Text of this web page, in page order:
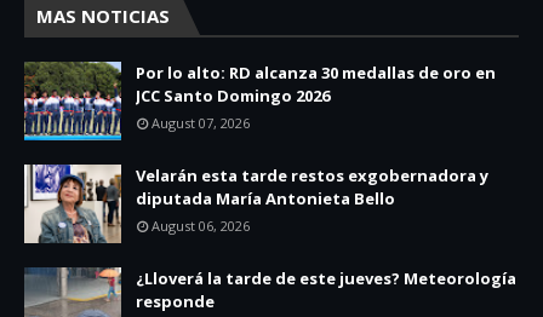
MAS NOTICIAS
Por lo alto: RD alcanza 30 medallas de oro en
JCC Santo Domingo 2026
August 07, 2026
Velarán esta tarde restos exgobernadora y
diputada María Antonieta Bello
August 06, 2026
¿Lloverá la tarde de este jueves? Meteorología
responde